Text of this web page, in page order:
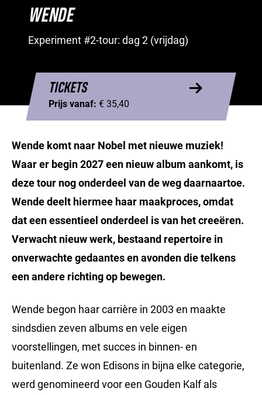
WENDE
Experiment #2-tour: dag 2 (vrijdag)
TICKETS
Prijs vanaf: € 35,40
Wende komt naar Nobel met nieuwe muziek!
Waar er begin 2027 een nieuw album aankomt, is
deze tour nog onderdeel van de weg daarnaartoe.
Wende deelt hiermee haar maakproces, omdat
dat een essentieel onderdeel is van het creeëren.
Verwacht nieuw werk, bestaand repertoire in
onverwachte gedaantes en avonden die telkens
een andere richting op bewegen.
Wende begon haar carrière in 2003 en maakte
sindsdien zeven albums en vele eigen
voorstellingen, met succes in binnen- en
buitenland. Ze won Edisons in bijna elke categorie,
werd genomineerd voor een Gouden Kalf als